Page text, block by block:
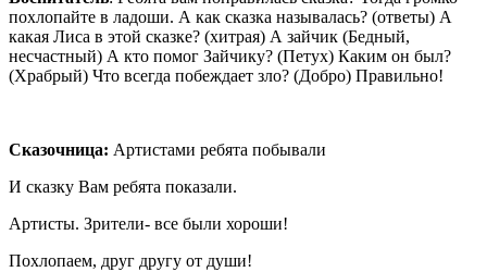
похлопайте в ладоши. А как сказка называлась? (ответы) А
какая Лиса в этой сказке? (хитрая) А зайчик (Бедный,
несчастный) А кто помог Зайчику? (Петух) Каким он был?
(Храбрый) Что всегда побеждает зло? (Добро) Правильно!
Сказочница: Артистами ребята побывали
И сказку Вам ребята показали.
Артисты. Зрители- все были хороши!
Похлопаем, друг другу от души!